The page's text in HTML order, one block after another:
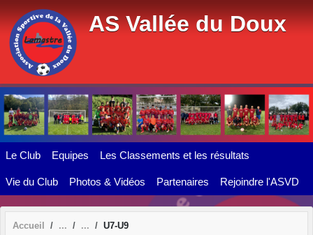
AS Vallée du Doux
Le Club Equipes Les Classements et les résultats
Vie du Club Photos & Vidéos Partenaires Rejoindre l'ASVD
Accueil U7-U9
Panneau de gestion des cookies